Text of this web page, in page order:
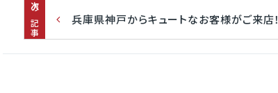
次の記事 兵庫県神戸からキュートなお客様がご来店！